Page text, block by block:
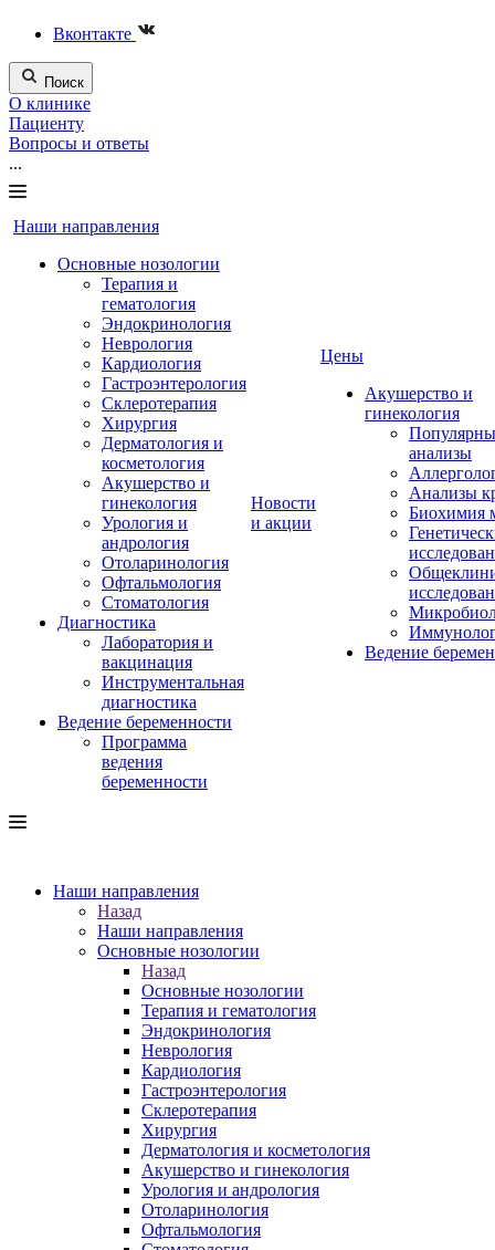
Вконтакте
Поиск
О клинике
Пациенту
Вопросы и ответы
...
Наши направления
Основные нозологии
Терапия и
гематология
Эндокринология
Неврология
Кардиология
Гастроэнтерология
Склеротерапия
Хирургия
Дерматология и
косметология
Акушерство и
гинекология
Урология и
андрология
Отоларинология
Офтальмология
Стоматология
Диагностика
Лаборатория и
вакцинация
Инструментальная
диагностика
Ведение беременности
Программа
ведения
беременности
Новости
и акции
Цены
Акушерство и
гинекология
анализы
Анализы
Биохимия
Ведение
Наши направления
Назад
Наши направления
Основные нозологии
Назад
Основные нозологии
Терапия и гематология
Эндокринология
Неврология
Кардиология
Гастроэнтерология
Склеротерапия
Хирургия
Дерматология и косметология
Акушерство и гинекология
Урология и андрология
Отоларинология
Офтальмология